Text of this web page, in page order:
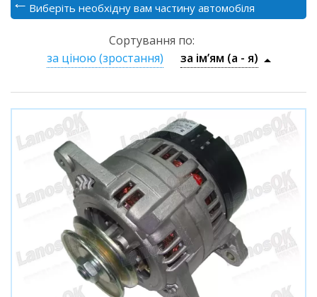
Виберіть необхідну вам частину автомобіля
Сортування по:
за ціною (зростання)
за ім’ям (a - я)